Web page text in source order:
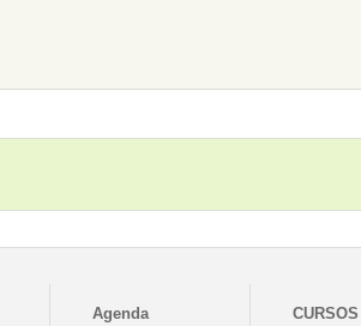
Agenda
CURSOS I